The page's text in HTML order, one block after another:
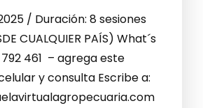
/ Duración: 8 sesiones
CUALQUIER PAÍS) What´s
792 461 – agrega este
y consulta Escribe a: